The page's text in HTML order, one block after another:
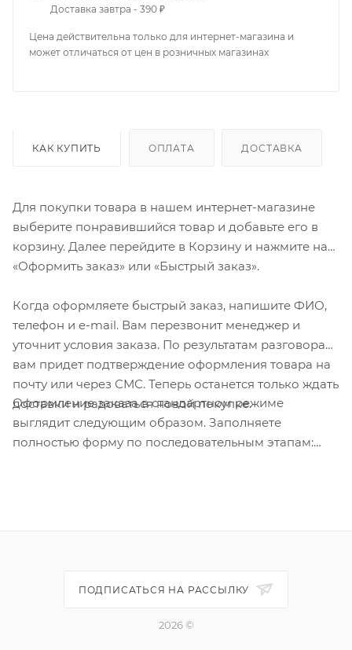
Доставка завтра - 390 ₽
Цена действительна только для интернет-магазина и
может отличаться от цен в розничных магазинах
КАК КУПИТЬ ОПЛАТА ДОСТАВКА
Для покупки товара в нашем интернет-магазине
выберите понравившийся товар и добавьте его в
корзину. Далее перейдите в Корзину и нажмите на
«Оформить заказ» или «Быстрый заказ».
Когда оформляете быстрый заказ, напишите ФИО,
телефон и e-mail. Вам перезвонит менеджер и
уточнит условия заказа. По результатам разговора
вам придет подтверждение оформления товара на
почту или через СМС. Теперь останется только ждать
доставки и радоваться новой покупке.
Оформление заказа в стандартном режиме
выглядит следующим образом. Заполняете
полностью форму по последовательным этапам:
ПОДПИСАТЬСЯ НА РАССЫЛКУ
2026 ©